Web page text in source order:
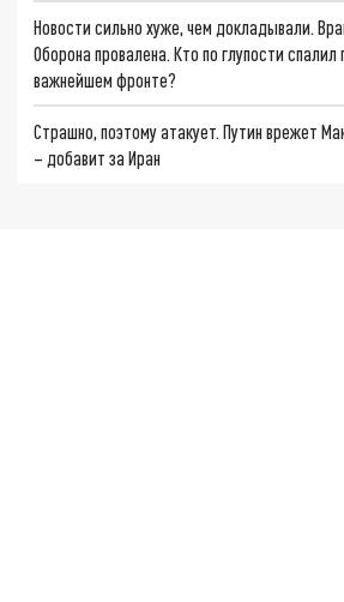
Новости сильно хуже, чем докладывали.
Оборона провалена. Кто по глупости
важнейшем фронте?
Страшно, поэтому атакует. Путин врежет
– добавит за Иран